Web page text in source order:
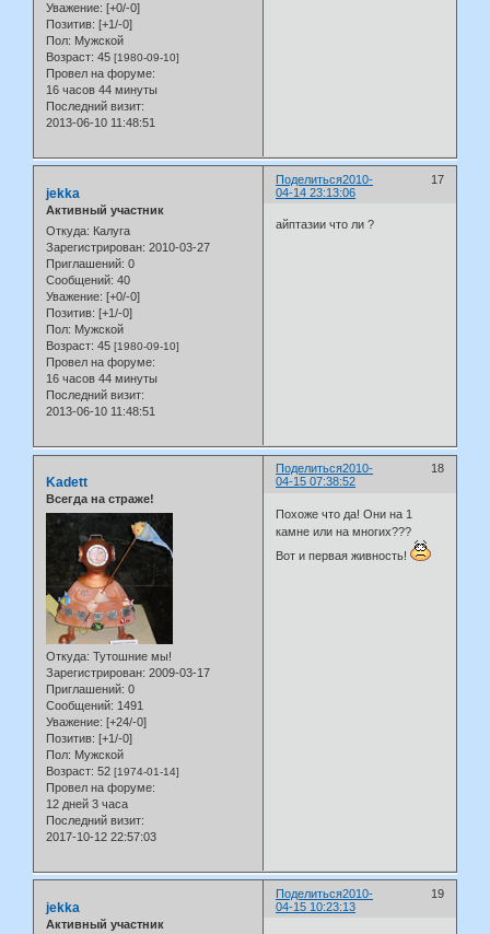
Уважение: [+0/-0]
Позитив: [+1/-0]
Пол: Мужской
Возраст: 45 [1980-09-10]
Провел на форуме:
16 часов 44 минуты
Последний визит:
2013-06-10 11:48:51
Поделиться 17
2010-
04-14 23:13:06
jekka
Активный участник
Откуда: Калуга
Зарегистрирован: 2010-03-27
Приглашений: 0
Сообщений: 40
Уважение: [+0/-0]
Позитив: [+1/-0]
Пол: Мужской
Возраст: 45 [1980-09-10]
Провел на форуме:
16 часов 44 минуты
Последний визит:
2013-06-10 11:48:51
айптазии что ли ?
Поделиться 18
2010-
04-15 07:38:52
Kadett
Всегда на страже!
Откуда: Тутошние мы!
Зарегистрирован: 2009-03-17
Приглашений: 0
Сообщений: 1491
Уважение: [+24/-0]
Позитив: [+1/-0]
Пол: Мужской
Возраст: 52 [1974-01-14]
Провел на форуме:
12 дней 3 часа
Последний визит:
2017-10-12 22:57:03
Похоже что да! Они на 1
камне или на многих???
Вот и первая живность!
Поделиться 19
2010-
04-15 10:23:13
jekka
Активный участник